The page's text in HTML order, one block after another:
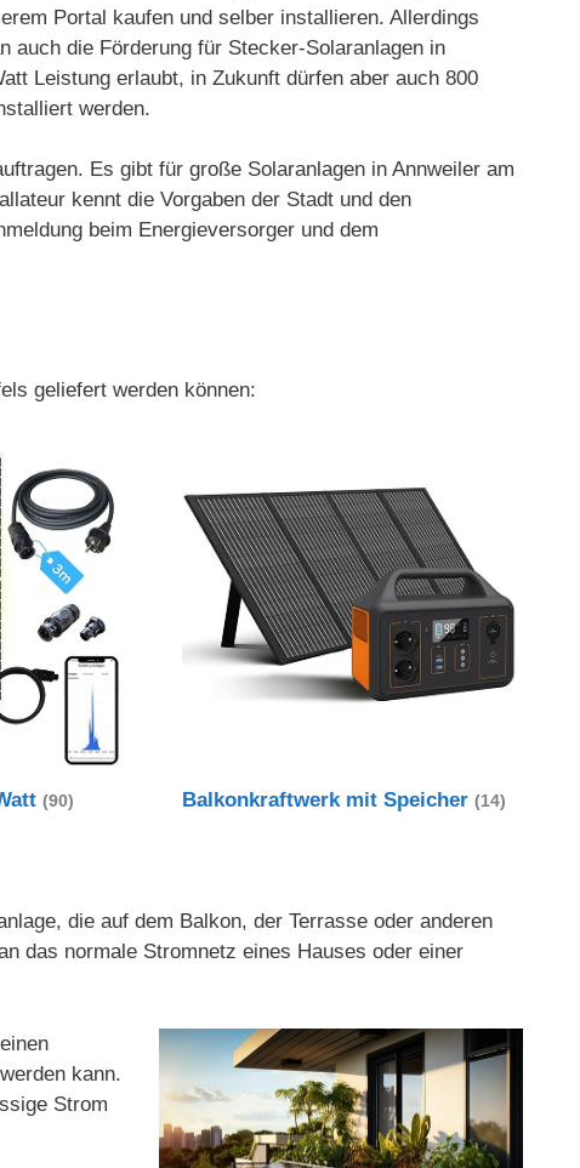
Portal kaufen und selber installieren. Allerdings
auch die Förderung für Stecker-Solaranlagen in
Leistung erlaubt, in Zukunft dürfen aber auch 800
werden.
Es gibt für große Solaranlagen in Annweiler am
kennt die Vorgaben der Stadt und den
beim Energieversorger und dem
geliefert werden können:
(90) Balkonkraftwerk mit Speicher(14)
die auf dem Balkon, der Terrasse oder anderen
das normale Stromnetz eines Hauses oder einer
kann.
Strom